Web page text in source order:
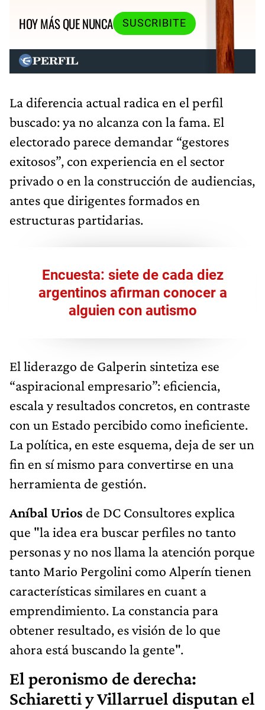
HOY MÁS QUE NUNCA
SUSCRIBITE
La diferencia actual radica en el perfil
buscado: ya no alcanza con la fama. El
electorado parece demandar “gestores
exitosos”, con experiencia en el sector
privado o en la construcción de audiencias,
antes que dirigentes formados en
estructuras partidarias.
Encuesta: siete de cada diez
argentinos afirman conocer a
alguien con autismo
El liderazgo de Galperin sintetiza ese
“aspiracional empresario”: eficiencia,
escala y resultados concretos, en contraste
con un Estado percibido como ineficiente.
La política, en este esquema, deja de ser un
fin en sí mismo para convertirse en una
herramienta de gestión.
Aníbal Urios de DC Consultores explica
que "la idea era buscar perfiles no tanto
personas y no nos llama la atención porque
tanto Mario Pergolini como Alperín tienen
características similares en cuant a
emprendimiento. La constancia para
obtener resultado, es visión de lo que
ahora está buscando la gente".
El peronismo de derecha:
Schiaretti y Villarruel disputan el